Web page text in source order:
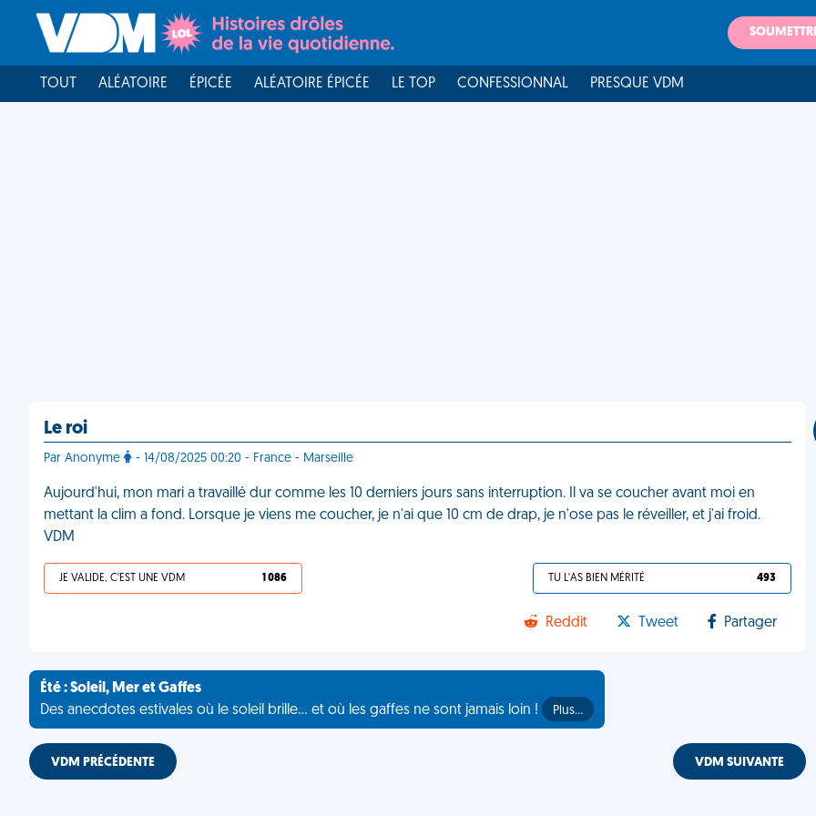
TOUT ALÉATOIRE ÉPICÉE ALÉATOIRE ÉPICÉE LE TOP CONFESSIONNAL PRESQUE VDM
Le roi
Par Anonyme - 14/08/2025 00:20 - France - Marseille
Aujourd'hui, mon mari a travaillé dur comme les 10 derniers jours sans interruption. Il va se coucher avant moi en
mettant la clim a fond. Lorsque je viens me coucher, je n'ai que 10 cm de drap, je n'ose pas le réveiller, et j'ai froid.
VDM
JE VALIDE, C'EST UNE VDM 1 086 TU L'AS BIEN MÉRITÉ 493
Reddit Tweet Partager
Été : Soleil, Mer et Gaffes
Des anecdotes estivales où le soleil brille... et où les gaffes ne sont jamais loin !
Plus…
VDM PRÉCÉDENTE VDM SUIVANTE